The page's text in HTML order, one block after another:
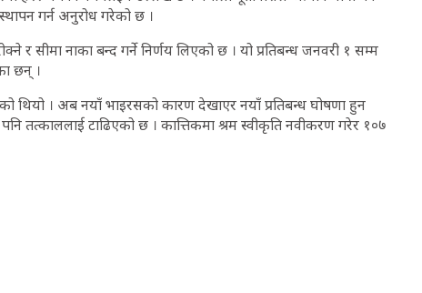
गर्न अनुरोध गरेको छ ।
र सीमा नाका बन्द गर्ने निर्णय लिएको छ । यो प्रतिबन्ध जनवरी १ सम्म
छन् ।
थियो । अब नयाँ भाइरसको कारण देखाएर नयाँ प्रतिबन्ध घोषणा हुन
तत्काललाई टाढिएको छ । कात्तिकमा श्रम स्वीकृति नवीकरण गरेर १०७